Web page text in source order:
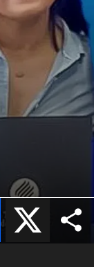
X
Facebook